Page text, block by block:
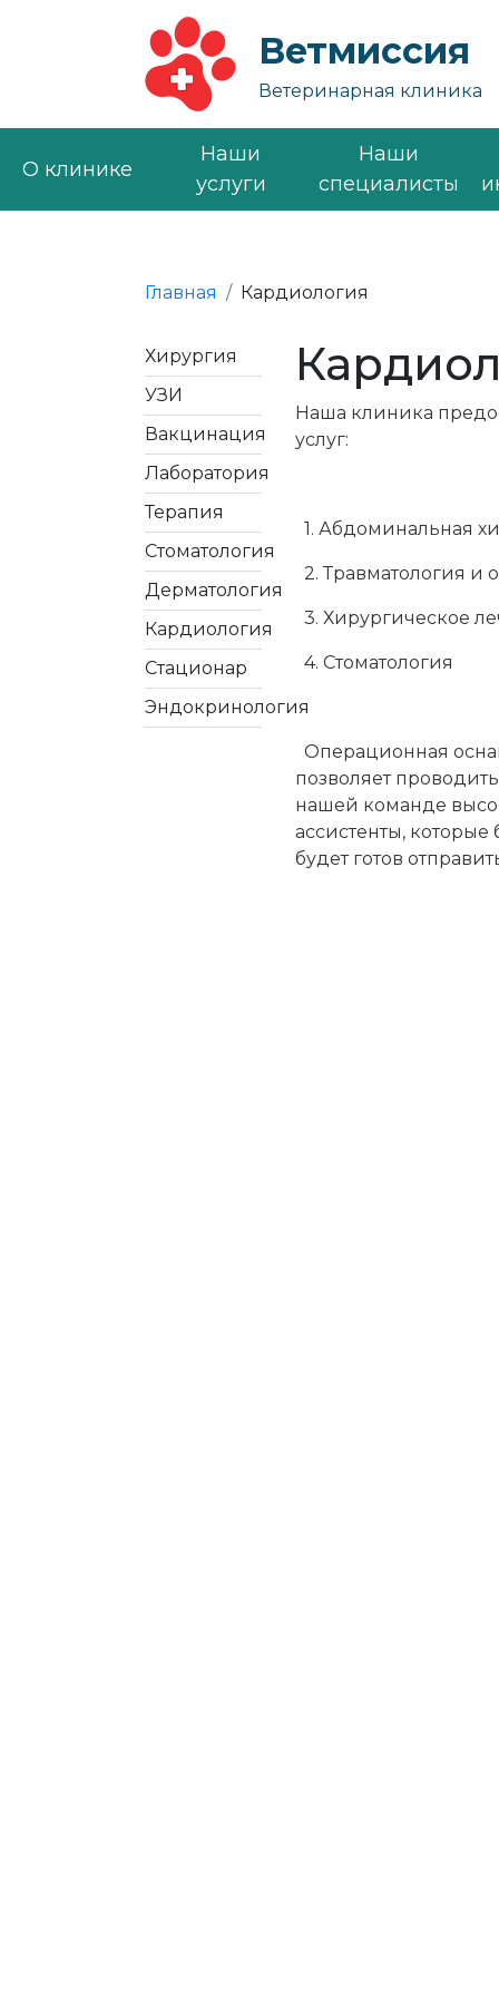
Ветмиссия
Ветеринарная клиника
О клинике
Наши
услуги
Наши
специалисты
Главная Кардиология
Хирургия
УЗИ
Вакцинация
Лаборатория
Терапия
Стоматология
Дерматология
Кардиология
Стационар
Эндокринология
Наша клиника
услуг:
1. Абдоминальная
2. Травматология и
3. Хирургическое
4. Стоматология
Операционная
позволяет
нашей команде
ассистенты,
будет готов